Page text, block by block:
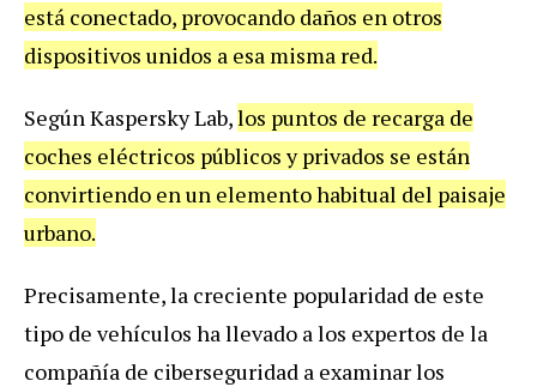
está conectado, provocando daños en otros
dispositivos unidos a esa misma red.
Según Kaspersky Lab,los puntos de recarga de
coches eléctricos públicos y privados se están
convirtiendo en un elemento habitual del paisaje
urbano.
Precisamente, la creciente popularidad de este
tipo de vehículos ha llevado a los expertos de la
compañía de ciberseguridad a examinar los